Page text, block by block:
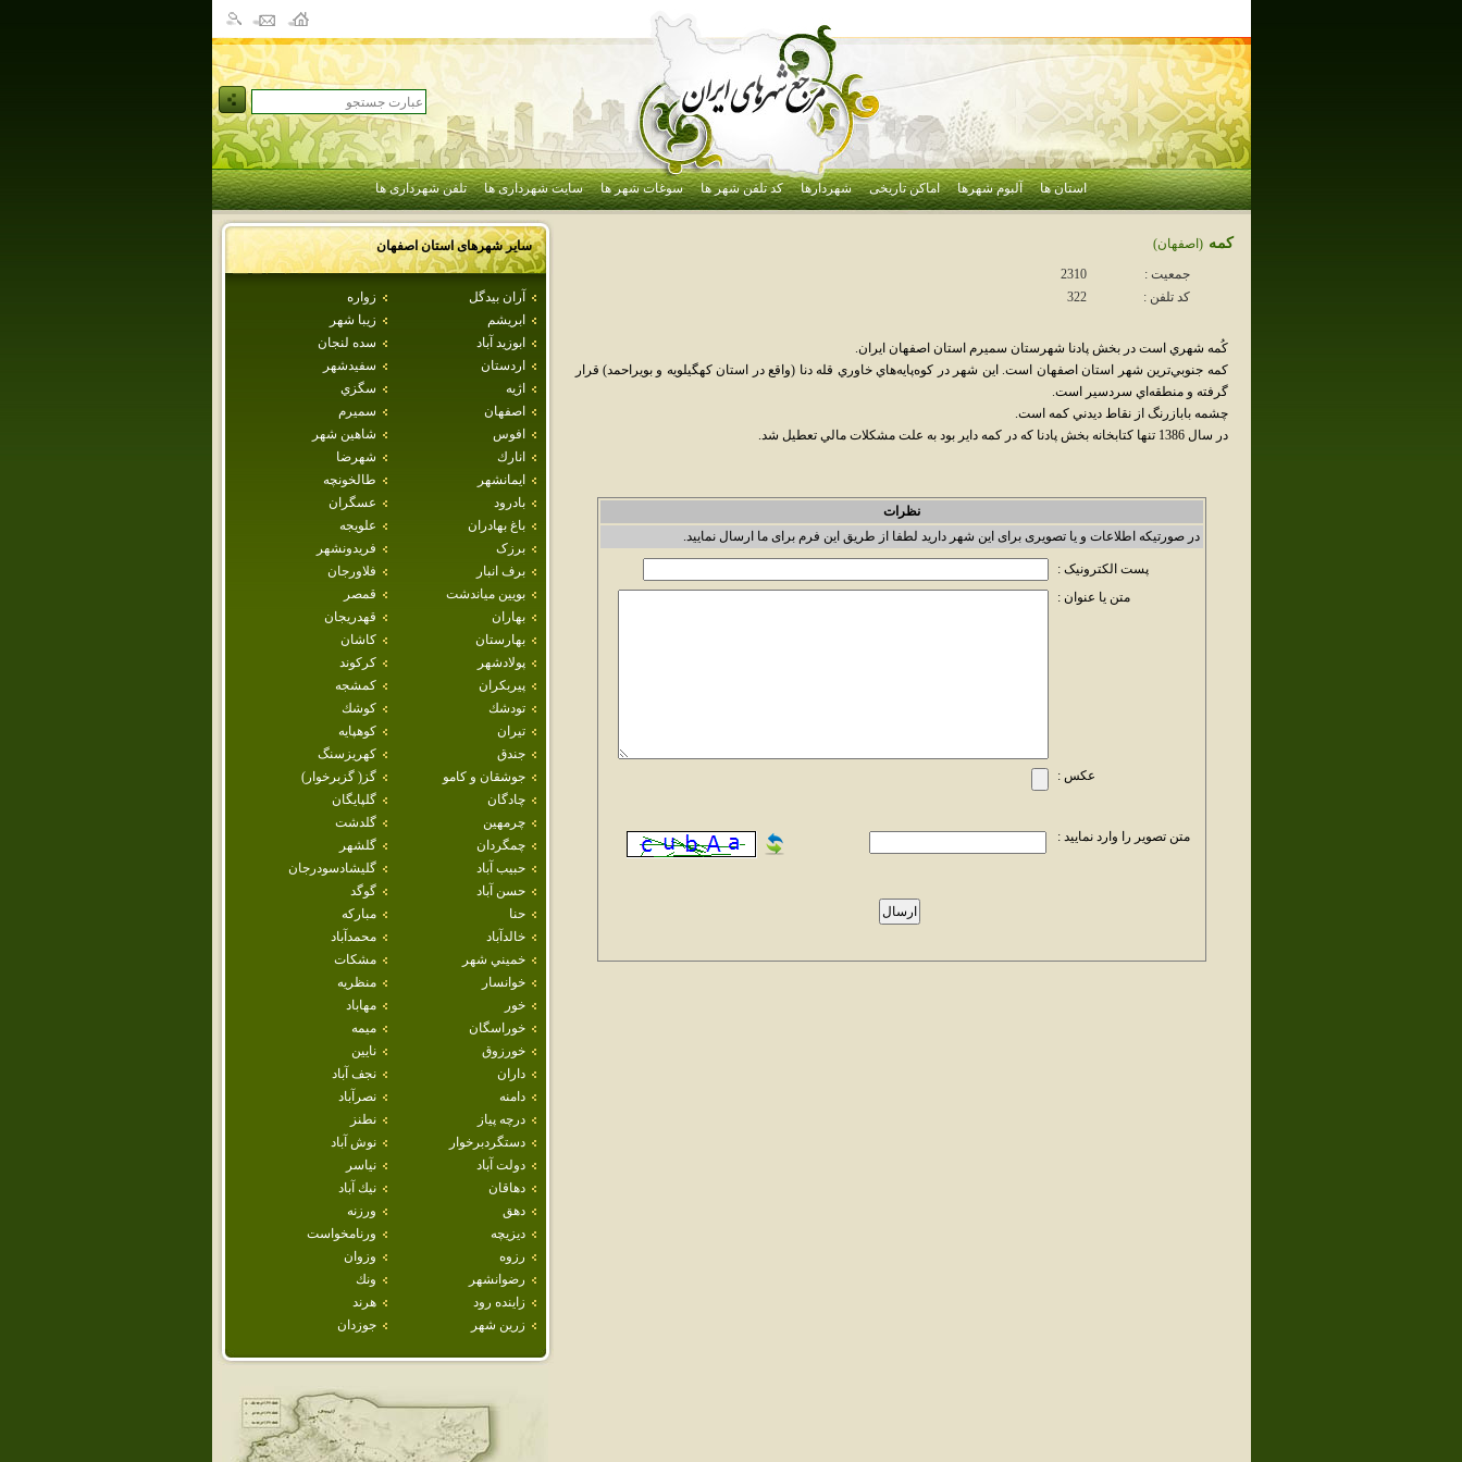
استان ها آلبوم شهرها اماکن تاریخی شهردارها کد تلفن شهر ها سوغات شهر ها سایت شهرداری ها تلفن شهرداری ها
سایر شهرهای استاناصفهان
آران بيدگل
زواره
ابريشم
زيبا شهر
ابوزيد آباد
سده لنجان
اردستان
سفيدشهر
اژيه
سگزي
اصفهان
سميرم
افوس
شاهين شهر
انارك
شهرضا
ايمانشهر
طالخونچه
بادرود
عسگران
باغ بهادران
علويجه
برزک
فريدونشهر
برف انبار
فلاورجان
بويين مياندشت
قمصر
بهاران
قهدريجان
بهارستان
كاشان
پولادشهر
كركوند
پيربكران
كمشجه
تودشك
كوشك
تيران
كوهپايه
جندق
كهريزسنگ
جوشقان و كامو
گز( گزبرخوار)
چادگان
گلپايگان
چرمهين
گلدشت
چمگردان
گلشهر
حبيب آباد
گليشادسودرجان
حسن آباد
گوگد
حنا
مباركه
خالدآباد
محمدآباد
خميني شهر
مشكات
خوانسار
منظريه
خور
مهاباد
خوراسگان
ميمه
خورزوق
نايين
داران
نجف آباد
دامنه
نصرآباد
درچه پياز
نطنز
دستگردبرخوار
نوش آباد
دولت آباد
نياسر
دهاقان
نيك آباد
دهق
ورزنه
ديزيچه
ورنامخواست
رزوه
وزوان
رضوانشهر
ونك
زاينده رود
هرند
زرين شهر
جوزدان
كمه (اصفهان)
جمعیت :
2310
کد تلفن :
322
کُمه شهري است در بخش پادنا شهرستان سميرم استان اصفهان ايران.
کمه جنوبي‌ترين شهر استان اصفهان است. اين شهر در کوه‌پايه‌هاي خاوري قله دنا (واقع در استان کهگيلويه و بويراحمد) قرار
گرفته و منطقه‌اي سردسير است.
چشمه بابازرنگ از نقاط ديدني کمه است.
در سال 1386 تنها کتابخانه بخش پادنا که در کمه داير بود به علت مشکلات مالي تعطيل شد.
نظرات
در صورتیکه اطلاعات و یا تصویری برای این شهر دارید لطفا از طریق این فرم برای ما ارسال نمایید.
پست الکترونیک :
متن یا عنوان :
عکس :
متن تصویر را وارد نمایید :